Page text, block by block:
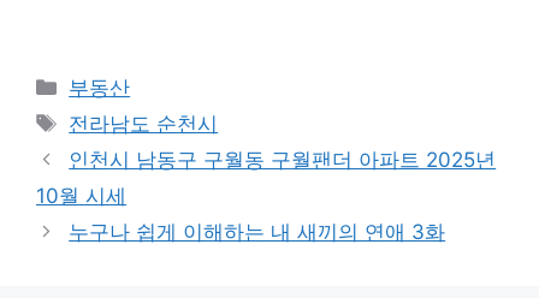
Categories
부동산
Tags
전라남도 순천시
인천시 남동구 구월동 구월팬더 아파트 2025년
10월 시세
누구나 쉽게 이해하는 내 새끼의 연애 3화